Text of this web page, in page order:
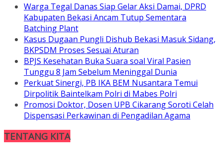
Warga Tegal Danas Siap Gelar Aksi Damai, DPRD
Kabupaten Bekasi Ancam Tutup Sementara
Batching Plant
Kasus Dugaan Pungli Dishub Bekasi Masuk Sidang,
BKPSDM Proses Sesuai Aturan
BPJS Kesehatan Buka Suara soal Viral Pasien
Tunggu 8 Jam Sebelum Meninggal Dunia
Perkuat Sinergi, PB IKA BEM Nusantara Temui
Dirpolitik Baintelkam Polri di Mabes Polri
Promosi Doktor, Dosen UPB Cikarang Soroti Celah
Dispensasi Perkawinan di Pengadilan Agama
TENTANG KITA